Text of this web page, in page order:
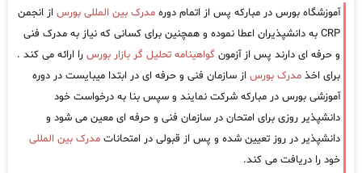
آموزشگاه بورس در مبارکه پس از اتمام دوره مدرک بین المللی بورس از انجمن
CRP به دانشپذیران اعطا نموده و همچنین برای کسانی که نیاز به مدرک فنی
و حرفه ای دارند پس از آزمون گواهینامه تحلیل گر بازار بورس را ارائه می کند .
برای اخذ مدرک بورس از سازمان فنی و حرفه ای در ابتدا میبایست در دوره
آموزشی بورس در مبارکه شرکت نمایند و سپس بنا به درخواست خود
دانشپذیر روزی برای امتحان در سازمان فنی و حرفه ای معین می شود و
دانشپذیر در روز تعیین شده و پس از قبولی در امتحانات مدرک بین المللی
خود را دریافت می کند.